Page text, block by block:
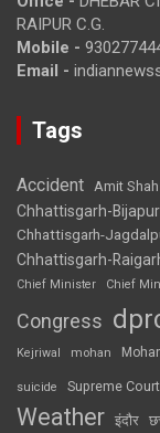
RAIPUR C.G.
Mobile -
Email -
Tags
Accident Amit Shah
Chhattisgarh-Bijapur
Chhattisgarh-
Chhattisgarh-
Chief Minister
Chief
Congress
Kejriwal mohan
suicide Supreme Court
Weather इंदौर